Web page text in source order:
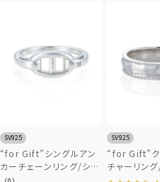
SV925
“for Gift”シングルアン
カーチェーンリング/シル
バー925
SV925
“for Gift”ク
チャーリン
925